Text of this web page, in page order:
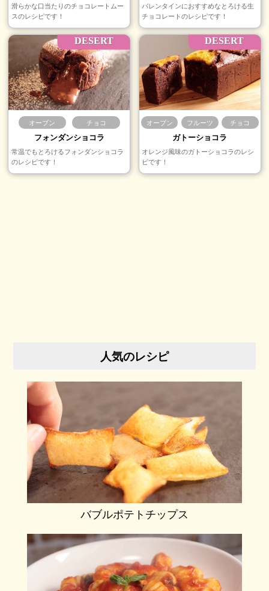
滑らかな口当たりのチョコレートムー
スのレシピです！
バレンタインにおすすめなとろける生
チョコレートのレシピです！
DESERT
オーブン チョコ
フォンダンショコラ
常温でもとろけるフォンダンショコラ
のレシピです！
DESERT
オーブン フルーツ チョコ
ガトーショコラ
オレンジ風味のガトーショコラのレシ
ピです！
人気のレシピ
バブルポテトチップス